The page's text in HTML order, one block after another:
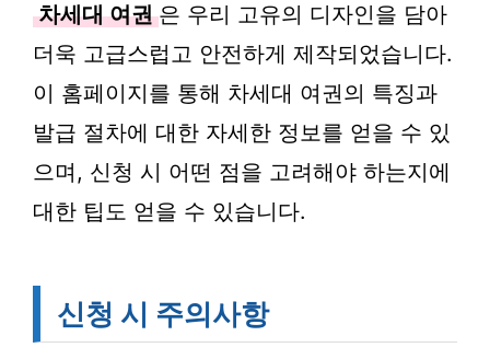
차세대 여권 은 우리 고유의 디자인을 담아
더욱 고급스럽고 안전하게 제작되었습니다.
이 홈페이지를 통해 차세대 여권의 특징과
발급 절차에 대한 자세한 정보를 얻을 수 있
으며, 신청 시 어떤 점을 고려해야 하는지에
대한 팁도 얻을 수 있습니다.
신청 시 주의사항